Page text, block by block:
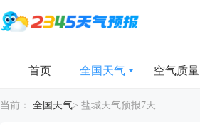
首页 全国天气 空气质量
当前： 全国天气> 盐城天气预报7天